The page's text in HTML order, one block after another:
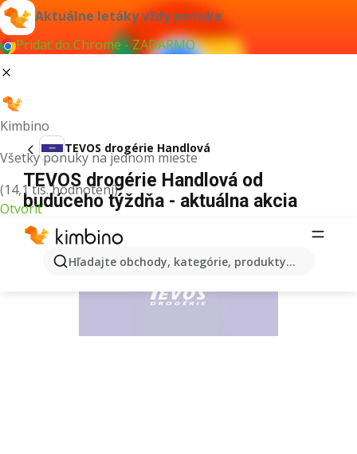
Aktuálne letáky vždy po ruke
Pridať do Chrome - ZADARMO
Kimbino
Všetky ponuky na jednom mieste
(14,1 tis. hodnotení)
Otvoriť
Hľadajte obchody, kategórie, produkty...
TEVOS drogérie Handlová
TEVOS drogérie Handlová od
budúceho týždňa - aktuálna akcia